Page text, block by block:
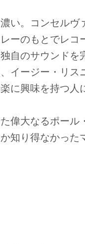
。コンセルヴ
ーのもとでレコ
自のサウンドを
イージー・リス
に興味を持つ人
偉大なるポール
知り得なかった